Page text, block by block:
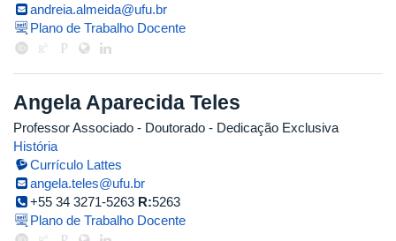
andreia.almeida@ufu.br
Plano de Trabalho Docente
Angela Aparecida Teles
Professor Associado - Doutorado - Dedicação Exclusiva
História
Currículo Lattes
angela.teles@ufu.br
+55 34 3271-5263 R:5263
Plano de Trabalho Docente